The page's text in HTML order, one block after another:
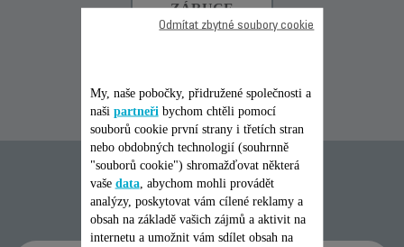
ZÁRUCE
ZÁRUCE
ZÁRUCE
Časté otázky
My, naše pobočky, přidružené společnosti a
naši partneři bychom chtěli pomocí
souborů cookie první strany i třetích stran
nebo obdobných technologií (souhrnně
"souborů cookie") shromažďovat některá
vaše data, abychom mohli provádět
analýzy, poskytovat vám cílené reklamy a
obsah na základě vašich zájmů a aktivit na
internetu a umožnit vám sdílet obsah na
Odmítat zbytné soubory cookie